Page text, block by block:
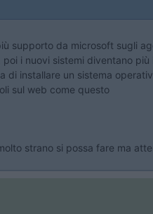
supporto da microsoft sugli
i nuovi sistemi diventano
installare un sistema
sul web come questo
strano si possa fare ma